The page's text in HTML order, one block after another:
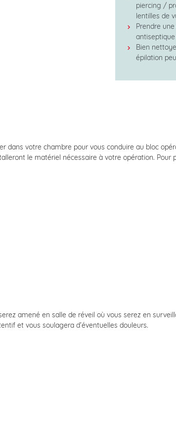
piercing /
lentilles de
Prendre
antiseptique
Bien
épilation
dans votre chambre pour vous conduire au bloc
le matériel nécessaire à votre opération. Pour
amené en salle de réveil où vous serez en
et vous soulagera d’éventuelles douleurs.